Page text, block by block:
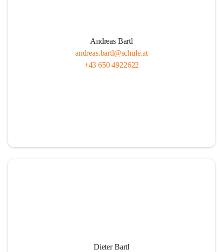
Andreas Bartl
andreas.bartl@schule.at
+43 650 4922622
Dieter Bartl